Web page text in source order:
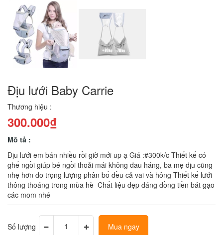
Địu lưới Baby Carrie
Thương hiệu :
300.000₫
Mô tả :
Địu lưới em bán nhiều rồi giờ mới up ạ Giá :#300k/c Thiết kế có
ghế ngồi giúp bé ngồi thoải mái không đau háng, ba mẹ địu cũng
nhẹ hơn do trọng lượng phân bố đều cả vai và hông Thiết kế lưới
thông thoáng trong mùa hè Chất liệu đẹp đáng đồng tiền bát gạo
các mom nhé
Số lượng Mua ngay